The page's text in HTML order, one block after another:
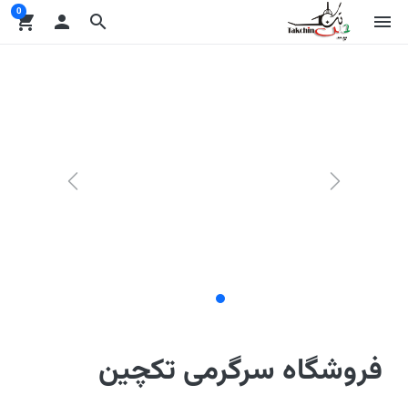
search menu

shopping_cart
0
فروشگاه سرگرمی تکچین